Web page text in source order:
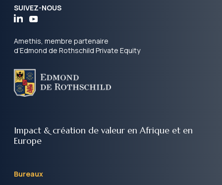
SUIVEZ-NOUS
Amethis, membre partenaire
d’Edmond de Rothschild Private Equity
Impact & création de valeur en Afrique et en
Europe
Bureaux